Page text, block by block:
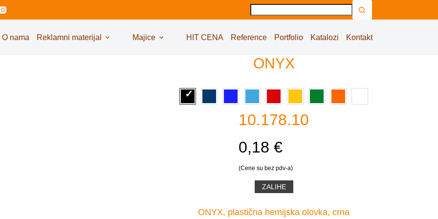
O nama Reklamni materijal Majice HIT CENA Reference Portfolio Katalozi Kontakt
ONYX
10.178.10
0,18 €
(Cene su bez pdv-a)
ZALIHE
ONYX, plastična hemijska olovka, crna